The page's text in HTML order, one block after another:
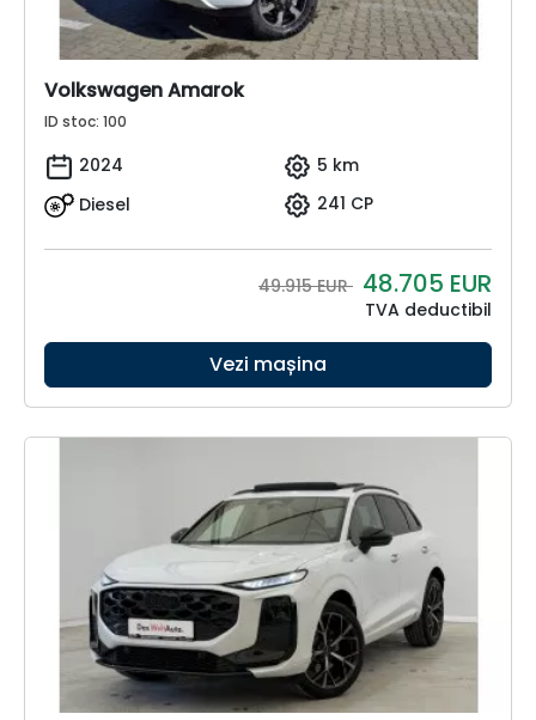
Volkswagen Amarok
ID stoc: 100
2024
5 km
Diesel
241 CP
49.915 EUR 48.705 EUR
TVA deductibil
Vezi mașina